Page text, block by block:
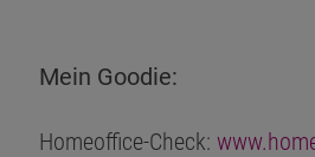
Mein Goodie:
Homeoffice-Check: